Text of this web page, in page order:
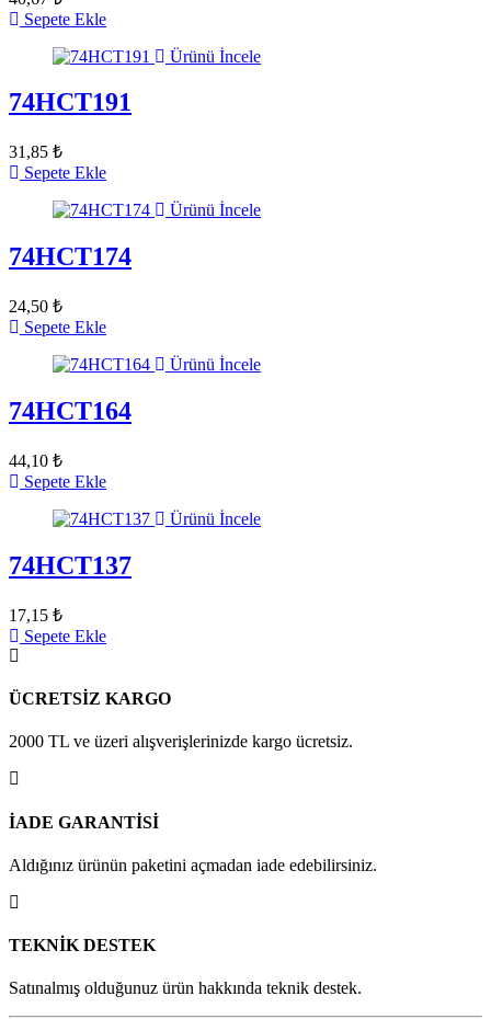
Sepete Ekle
Ürünü İncele
74HCT191
31,85 ₺
Sepete Ekle
Ürünü İncele
74HCT174
24,50 ₺
Sepete Ekle
Ürünü İncele
74HCT164
44,10 ₺
Sepete Ekle
Ürünü İncele
74HCT137
17,15 ₺
Sepete Ekle
ÜCRETSİZ KARGO
2000 TL ve üzeri alışverişlerinizde kargo ücretsiz.
İADE GARANTİSİ
Aldığınız ürünün paketini açmadan iade edebilirsiniz.
TEKNİK DESTEK
Satınalmış olduğunuz ürün hakkında teknik destek.